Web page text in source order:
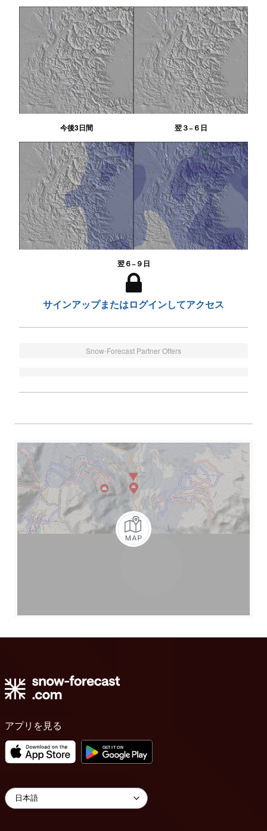
今後3日間 翌３−６日
翌６−９日
サインアップまたはログインしてアクセス
Snow-Forecast Partner Offers
アプリを見る